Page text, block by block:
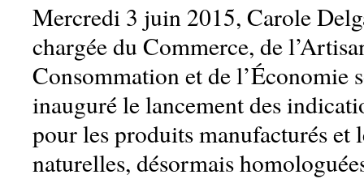
Mercredi 3 juin 2015, Carole
chargée du Commerce, de
Consommation et de l’Économie
inauguré le lancement des
pour les produits manufacturés et
naturelles, désormais